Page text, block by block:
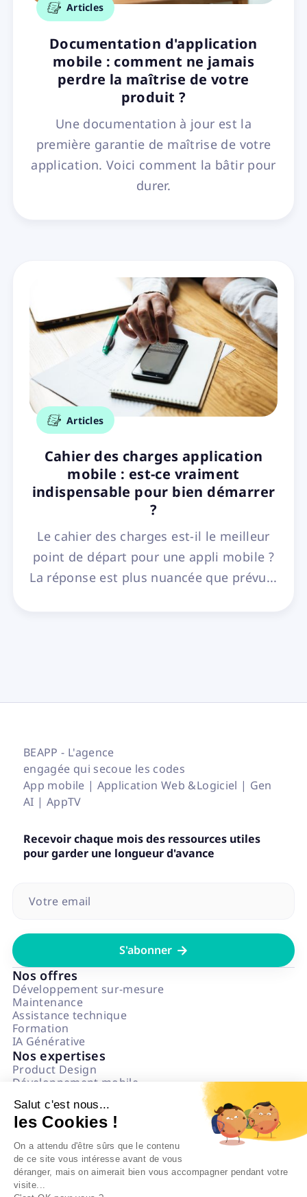
Salut c'est nous...
les Cookies !
On a attendu d'être sûrs que le contenu
de ce site vous intéresse avant de vous
déranger, mais on aimerait bien vous accompagner pendant votre
visite...
Articles
Documentation d'application
mobile : comment ne jamais
perdre la maîtrise de votre
produit ?
Une documentation à jour est la
première garantie de maîtrise de votre
application. Voici comment la bâtir pour
durer.
Articles
Cahier des charges application
mobile : est-ce vraiment
indispensable pour bien démarrer
?
Le cahier des charges est-il le meilleur
point de départ pour une appli mobile ?
La réponse est plus nuancée que prévu...
BEAPP - L'agence
engagée qui secoue les codes
App mobile | Application Web &Logiciel | Gen
AI | AppTV
Recevoir chaque mois des ressources utiles
pour garder une longueur d'avance

Nos offres
Développement sur-mesure
Maintenance
Assistance technique
Formation
IA Générative
Nos expertises
Product Design
Développement mobile
Data & IA
Numérique Responsable
L'agence
Notre état d'esprit
Politique impact
On recrute